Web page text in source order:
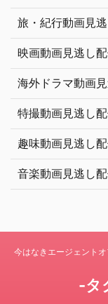
旅・紀行動画見
映画動画見逃し
海外ドラマ動画
特撮動画見逃し
趣味動画見逃し
音楽動画見逃し
今はなきエージェント
-タ